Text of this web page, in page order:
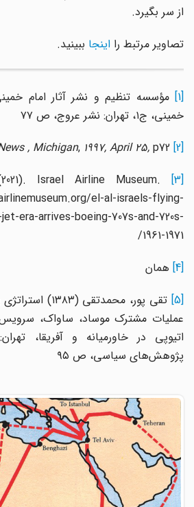
از سر بگیرد.
تصاویر مرتبط را اینجاببینید.
خمینی، ج۱، تهران: نشر عروج، ص ۷۷
News , Michigan,1997, April 25,p72.
Israel Airline Museum.
el-al-israels-flying-
era-arrives-boeing-707s-and-720s-
1961-1971/
همان
تقی پور، محمدتقی
عملیات مشترک موساد، ساواک،
اتیوپی در خاورمیانه و آفریقا،
پژوهش‌های سیاسی، ص ۹۵